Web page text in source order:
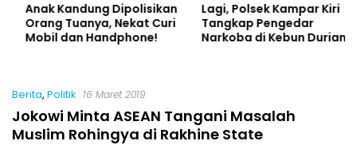
Anak Kandung Dipolisikan
Orang Tuanya, Nekat Curi
Mobil dan Handphone!
Lagi, Polsek Kampar Kiri
Tangkap Pengedar
Narkoba di Kebun Durian
Berita, Politik 16 Maret 2019
Jokowi Minta ASEAN Tangani Masalah
Muslim Rohingya di Rakhine State